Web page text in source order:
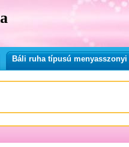
Báli ruha típusú menyasszonyi